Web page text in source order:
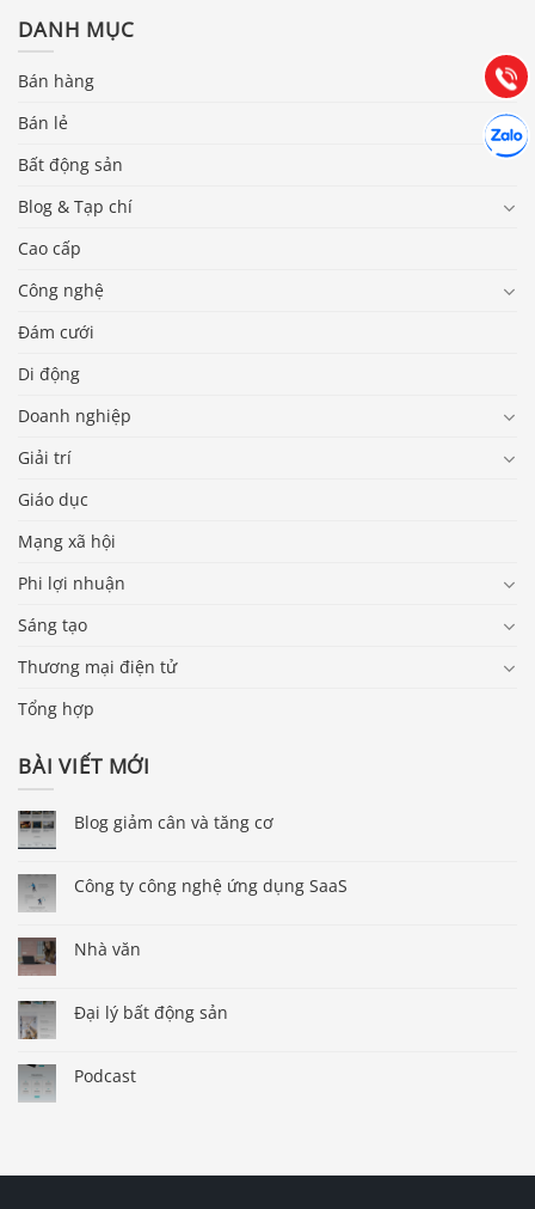
DANH MỤC
Bán hàng
Bán lẻ
Bất động sản
Blog & Tạp chí
Cao cấp
Công nghệ
Đám cưới
Di động
Doanh nghiệp
Giải trí
Giáo dục
Mạng xã hội
Phi lợi nhuận
Sáng tạo
Thương mại điện tử
Tổng hợp
BÀI VIẾT MỚI
Blog giảm cân và tăng cơ
Công ty công nghệ ứng dụng SaaS
Nhà văn
Đại lý bất động sản
Podcast
Gọi
(028) 22.166.144
Chát